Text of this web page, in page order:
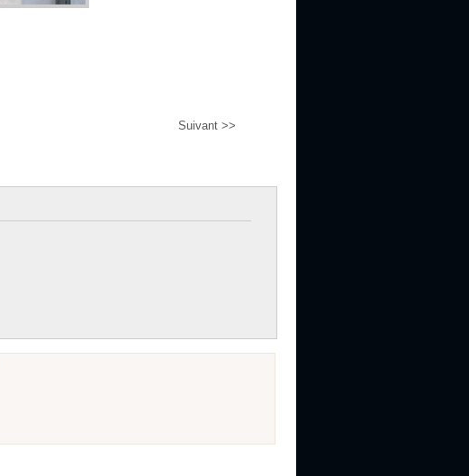
Suivant >>